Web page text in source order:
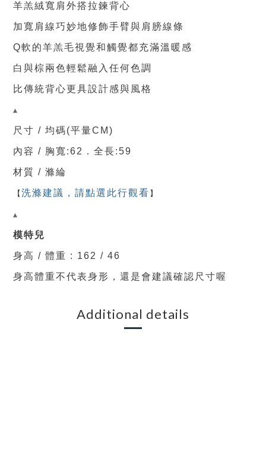
羊羔絨寬肩外搭拉鍊背心
加寬肩線巧妙地修飾手臂與肩膀線條
Q軟的羊羔毛視覺和觸覺都充滿溫暖感
白與棕兩色輕鬆融入任何色調
比傳統背心更具設計感與風格
▴
尺寸 / 均碼(平量CM)
內容 / 胸寬 :62 ． 全長:59
材質 / 滌綸
【洗滌建議，請點選此行觀看】
▴
模特兒
身高 / 體重 : 162 / 46
身高體重不代表身形，還是會建議確認尺寸喔
Additional details